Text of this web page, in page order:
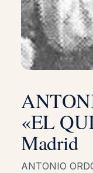
«EL
Madrid
ANTONIO